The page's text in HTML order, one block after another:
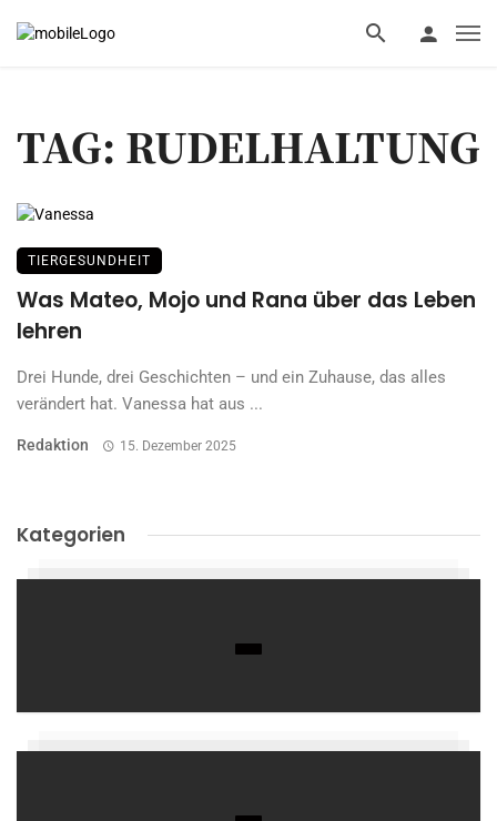
TAG: RUDELHALTUNG
TIERGESUNDHEIT
Was Mateo, Mojo und Rana über das Leben
lehren
Drei Hunde, drei Geschichten – und ein Zuhause, das alles
verändert hat. Vanessa hat aus ...
Redaktion 15. Dezember 2025
Kategorien